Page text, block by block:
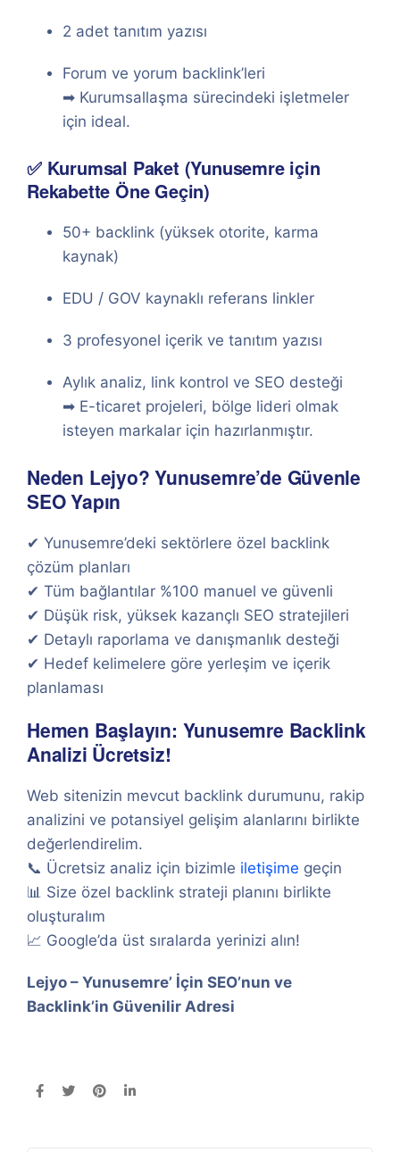
2 adet tanıtım yazısı
Forum ve yorum backlink’leri
➡ Kurumsallaşma sürecindeki işletmeler
için ideal.
✅ Kurumsal Paket (Yunusemre için
Rekabette Öne Geçin)
50+ backlink (yüksek otorite, karma
kaynak)
EDU / GOV kaynaklı referans linkler
3 profesyonel içerik ve tanıtım yazısı
Aylık analiz, link kontrol ve SEO desteği
➡ E-ticaret projeleri, bölge lideri olmak
isteyen markalar için hazırlanmıştır.
Neden Lejyo? Yunusemre’de Güvenle
SEO Yapın
✔ Yunusemre’deki sektörlere özel backlink
çözüm planları
✔ Tüm bağlantılar %100 manuel ve güvenli
✔ Düşük risk, yüksek kazançlı SEO stratejileri
✔ Detaylı raporlama ve danışmanlık desteği
✔ Hedef kelimelere göre yerleşim ve içerik
planlaması
Hemen Başlayın: Yunusemre Backlink
Analizi Ücretsiz!
Web sitenizin mevcut backlink durumunu, rakip
analizini ve potansiyel gelişim alanlarını birlikte
değerlendirelim.
📞 Ücretsiz analiz için bizimle iletişime geçin
📊 Size özel backlink strateji planını birlikte
oluşturalım
📈 Google’da üst sıralarda yerinizi alın!
Lejyo – Yunusemre’ İçin SEO’nun ve
Backlink’in Güvenilir Adresi